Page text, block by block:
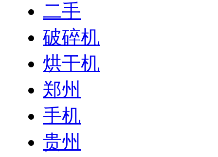
二手
破碎机
烘干机
郑州
手机
贵州